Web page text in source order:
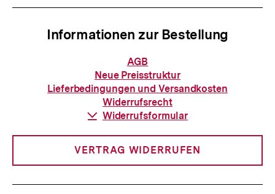
Informationen zur Bestellung
Informationen
zur
Bestellung
AGB
Neue Preisstruktur
Lieferbedingungen und Versandkosten
Widerrufsrecht
Download-
Widerrufsformular
VERTRAG WIDERRUFEN